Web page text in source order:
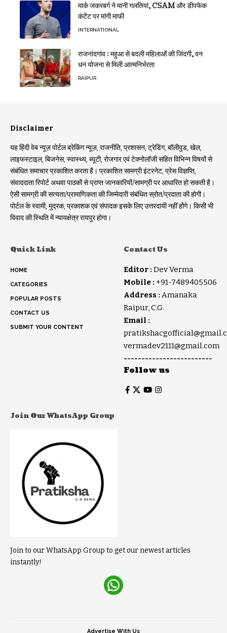
मार्क जकरबर्ग ने मानी गलतियां, CSAM और डीपफेक
कंटेंट पर मांगी माफी
INTERNATIONAL
राजनांदगांव : महुआ से बदली महिलाओं की जिंदगी, वन
धन योजना से मिली आत्मनिर्भरता
RAIPUR
Disclaimer
यह हिंदी वेब न्यूज़ पोर्टल ब्रेकिंग न्यूज़, राजनीति, प्रशासन, ट्रेडिंग, बॉलीवुड, खेल,
लाइफस्टाइल, बिजनेस, स्वास्थ्य, ब्यूटी, रोजगार एवं टेक्नोलॉजी सहित विभिन्न विषयों से
संबंधित समाचार प्रकाशित करता है। प्रकाशित सामग्री इंटरनेट, प्रेस विज्ञप्ति,
संवाददाता रिपोर्ट अथवा पाठकों से प्राप्त जानकारियों/सामग्री पर आधारित हो सकती है।
ऐसी सामग्री की सत्यता/प्रामाणिकता की जिम्मेदारी संबंधित स्रोत/प्रदाता की होगी।
पोर्टल के स्वामी, मुद्रक, प्रकाशक एवं संपादक इसके लिए उत्तरदायी नहीं होंगे। किसी भी
विवाद की स्थिति में न्यायक्षेत्र रायपुर होगा।
Quick Link
HOME
CATEGORIES
POPULAR POSTS
CONTACT US
SUBMIT YOUR CONTENT
Contact Us
Editor : Dev Verma
Mobile : +91-7489405506
Address : Amanaka
Raipur, C.G.
Email :
vermadev2111@gmail.com
-------------------------
Follow us
Join Our WhatsApp Group
Join to our WhatsApp Group to get our newest articles
instantly!
Advertise With Us